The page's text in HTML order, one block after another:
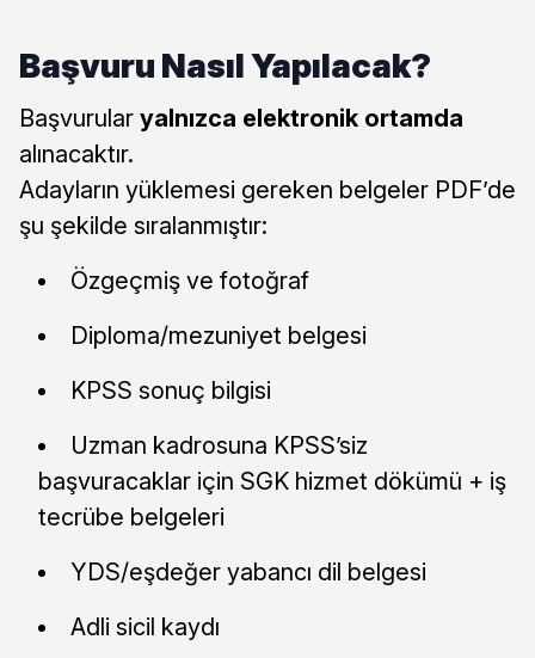
Başvuru Nasıl Yapılacak?
Başvurular yalnızca elektronik ortamda
alınacaktır.
Adayların yüklemesi gereken belgeler PDF’de
şu şekilde sıralanmıştır:
Özgeçmiş ve fotoğraf
Diploma/mezuniyet belgesi
KPSS sonuç bilgisi
Uzman kadrosuna KPSS’siz
başvuracaklar için SGK hizmet dökümü + iş
tecrübe belgeleri
YDS/eşdeğer yabancı dil belgesi
Adli sicil kaydı